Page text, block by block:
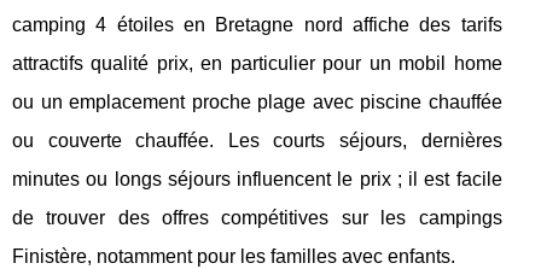
camping 4 étoiles en Bretagne nord affiche des tarifs
attractifs qualité prix, en particulier pour un mobil home
ou un emplacement proche plage avec piscine chauffée
ou couverte chauffée. Les courts séjours, dernières
minutes ou longs séjours influencent le prix ; il est facile
de trouver des offres compétitives sur les campings
Finistère, notamment pour les familles avec enfants.